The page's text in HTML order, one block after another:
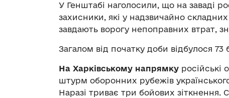
У Генштабі наголосили, що на заваді
захисники, які у надзвичайно
завдають ворогу непоправних втрат,
Загалом від початку доби відбулося 73
На Харківському напрямку російські
штурм оборонних рубежів
Наразі триває три бойових